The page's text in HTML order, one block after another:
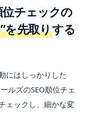
位チェックの
を先取りする
にはしっかりした
ルズのSEO順位チェ
ェックし、細かな変